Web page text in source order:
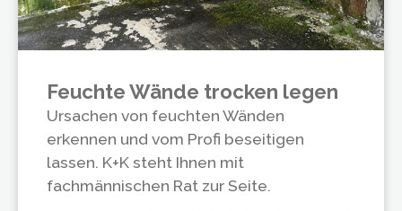
Feuchte Wände trocken legen
Ursachen von feuchten Wänden
erkennen und vom Profi beseitigen
lassen. K+K steht Ihnen mit
fachmännischen Rat zur Seite.